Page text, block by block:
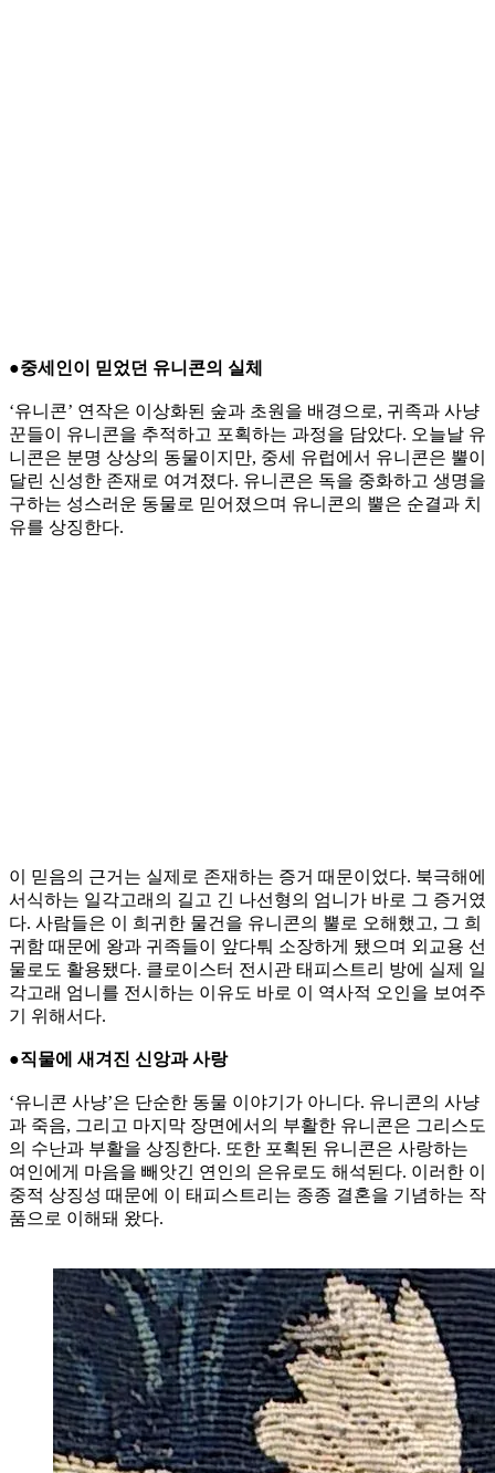
●중세인이 믿었던 유니콘의 실체
‘유니콘’ 연작은 이상화된 숲과 초원을 배경으로, 귀족과 사냥
꾼들이 유니콘을 추적하고 포획하는 과정을 담았다. 오늘날 유
니콘은 분명 상상의 동물이지만, 중세 유럽에서 유니콘은 뿔이
달린 신성한 존재로 여겨졌다. 유니콘은 독을 중화하고 생명을
구하는 성스러운 동물로 믿어졌으며 유니콘의 뿔은 순결과 치
유를 상징한다.
이 믿음의 근거는 실제로 존재하는 증거 때문이었다. 북극해에
서식하는 일각고래의 길고 긴 나선형의 엄니가 바로 그 증거였
다. 사람들은 이 희귀한 물건을 유니콘의 뿔로 오해했고, 그 희
귀함 때문에 왕과 귀족들이 앞다퉈 소장하게 됐으며 외교용 선
물로도 활용됐다. 클로이스터 전시관 태피스트리 방에 실제 일
각고래 엄니를 전시하는 이유도 바로 이 역사적 오인을 보여주
기 위해서다.
●직물에 새겨진 신앙과 사랑
‘유니콘 사냥’은 단순한 동물 이야기가 아니다. 유니콘의 사냥
과 죽음, 그리고 마지막 장면에서의 부활한 유니콘은 그리스도
의 수난과 부활을 상징한다. 또한 포획된 유니콘은 사랑하는
여인에게 마음을 빼앗긴 연인의 은유로도 해석된다. 이러한 이
중적 상징성 때문에 이 태피스트리는 종종 결혼을 기념하는 작
품으로 이해돼 왔다.